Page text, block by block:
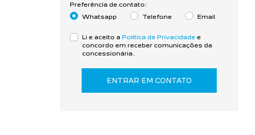
Preferência de contato:
Whatsapp
Telefone Email
Li e aceito a Política de Privacidade e
concordo em receber comunicações da
concessionária.
ENTRAR EM CONTATO